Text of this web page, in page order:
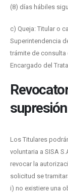
(8) días hábiles
c) Queja: Titular o
Superintendencia
trámite de consulta
Encargado del
Los Titulares
voluntaria a SISA
revocar la
solicitud se
i) no existiere una